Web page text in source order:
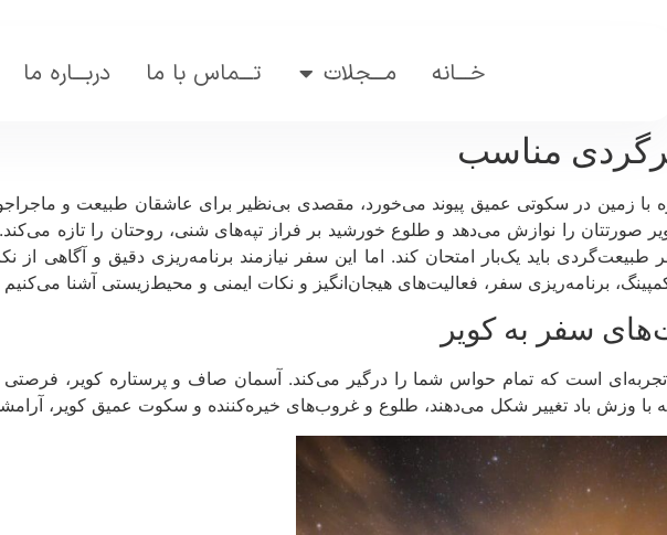
خـــانه مـــجلات تـــماس با ما دربـــاره ما
مناسب
با زمین در سکوتی عمیق پیوند می‌خورد، مقصدی بی‌نظیر برای عاشقان طبیعت و
صورتتان را نوازش می‌دهد و طلوع خورشید بر فراز تپه‌های شنی، روحتان را تازه
باید یک‌بار امتحان کند. اما این سفر نیازمند برنامه‌ریزی دقیق و آگاهی از
برنامه‌ریزی سفر، فعالیت‌های هیجان‌انگیز و نکات ایمنی و محیط‌زیستی آشنا
سفر به کویر
است که تمام حواس شما را درگیر می‌کند. آسمان صاف و پرستاره کویر،
با وزش باد تغییر شکل می‌دهند، طلوع و غروب‌های خیره‌کننده و سکوت عمیق کویر،